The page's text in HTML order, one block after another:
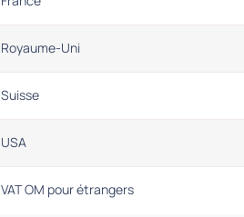
Royaume-Uni
Suisse
USA
VAT OM pour étrangers